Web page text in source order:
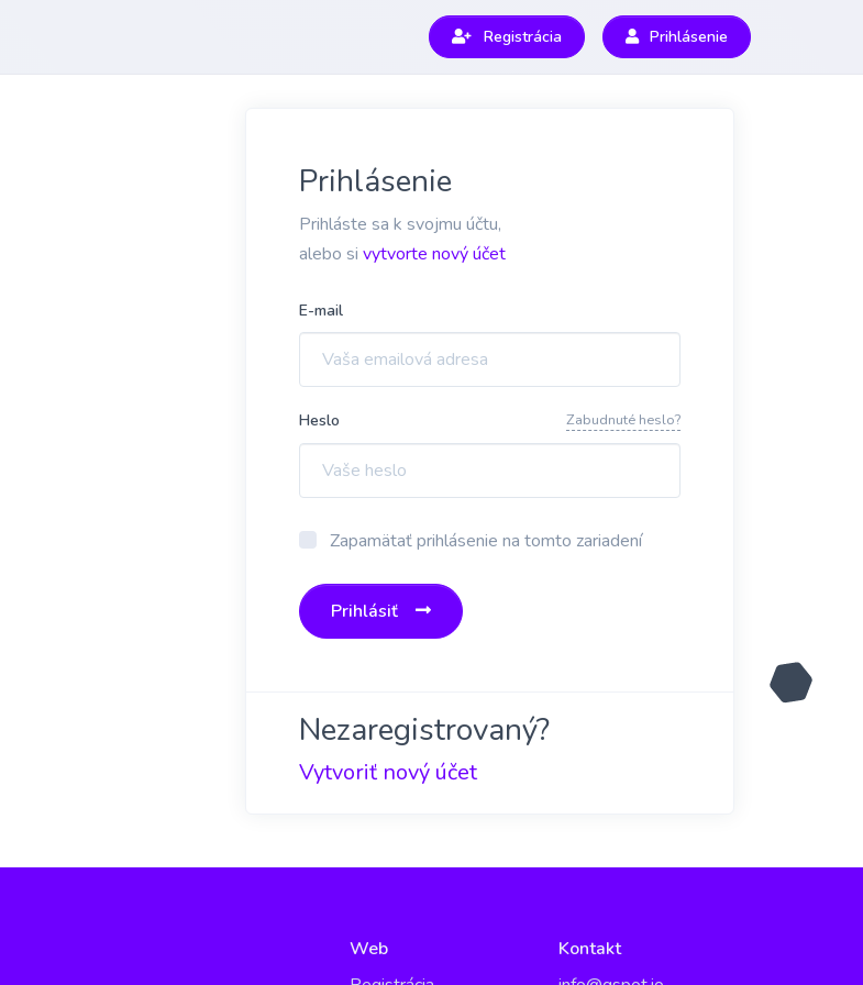
Registrácia Prihlásenie
Prihlásenie
Prihláste sa k svojmu účtu,
alebo si vytvorte nový účet
E-mail
Heslo Zabudnuté heslo?
Zapamätať prihlásenie na tomto zariadení
Prihlásiť
Nezaregistrovaný?
Vytvoriť nový účet
Web
Kontakt